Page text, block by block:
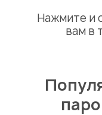
Нажмите и
вам в